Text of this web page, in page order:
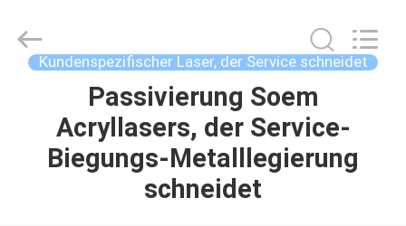
HAUSE
Ltd..
Kundenspezifischer Laser, der Service schneidet
Passivierung Soem
Acryllasers, der Service-
Biegungs-Metalllegierung
schneidet